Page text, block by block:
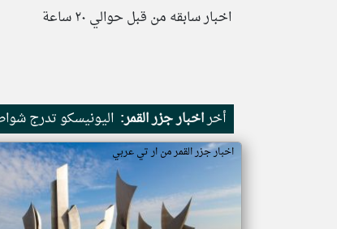
اخبار سابقه من قبل حوالي ٢٠ ساعة
أخراخبار جزر القمر: اليونيسكو تدرج
اخبار جزر القمر من ار تي عربي